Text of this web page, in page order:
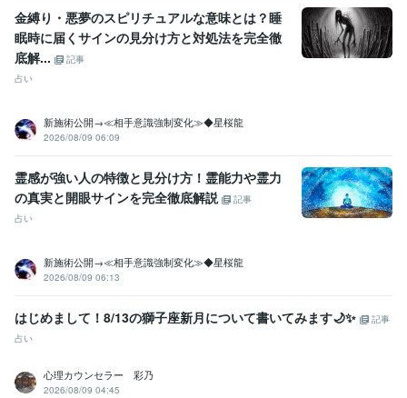
金縛り・悪夢のスピリチュアルな意味とは？睡
眠時に届くサインの見分け方と対処法を完全徹
底解...
記事
占い
新施術公開→≪相手意識強制変化≫◆星桜龍
2026/08/09 06:09
霊感が強い人の特徴と見分け方！霊能力や霊力
の真実と開眼サインを完全徹底解説
記事
占い
新施術公開→≪相手意識強制変化≫◆星桜龍
2026/08/09 06:13
はじめまして！8/13の獅子座新月について書いてみます🌙✨
記事
占い
心理カウンセラー 彩乃
2026/08/09 04:45